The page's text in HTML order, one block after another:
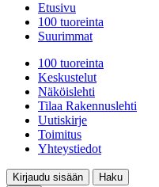
Etusivu
100 tuoreinta
Suurimmat
100 tuoreinta
Keskustelut
Näköislehti
Tilaa Rakennuslehti
Uutiskirje
Toimitus
Yhteystiedot
Kirjaudu sisään
Haku